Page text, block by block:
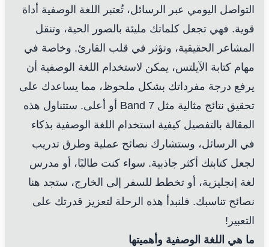
التواصل اليومي عبر الرسائل، تُعتبر اللغة الوصفية أداة
قوية. فهي تجعل كلماتك مليئة بالصور الحية، وتنقل
المشاعر الحقيقية، وتؤثر في قلب القارئ. وخاصة في
مهام كتابة الآيلتس، يمكن لاستخدام اللغة الوصفية أن
يرفع درجة مفرداتك بشكل ملحوظ، مما يساعدك على
تحقيق نتائج مثالية مثل Band 7 أو أعلى. ستتناول هذه
المقالة بالتفصيل كيفية استخدام اللغة الوصفية بذكاء
في الرسائل، وستشارك نصائح عملية وطرق تدريب
لجعل كتابتك أكثر جاذبية. سواء كنت طالبًا، أو مدرس
لغة إنجليزية، أو تخطط للسفر إلى الخارج، ستجد هنا
نصائح تناسبك. فلنبدأ هذه الرحلة لتعزيز قدرتك على
التعبير!
ما هي اللغة الوصفية وأهميتها